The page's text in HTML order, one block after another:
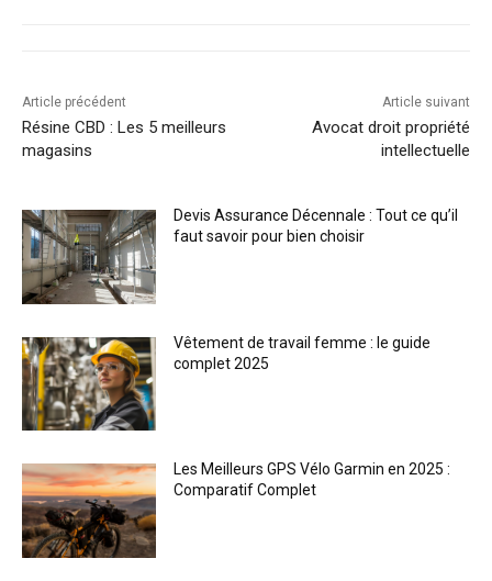
Article précédent
Résine CBD : Les 5 meilleurs
magasins
Article suivant
Avocat droit propriété
intellectuelle
Devis Assurance Décennale : Tout ce qu’il
faut savoir pour bien choisir
Vêtement de travail femme : le guide
complet 2025
Les Meilleurs GPS Vélo Garmin en 2025 :
Comparatif Complet